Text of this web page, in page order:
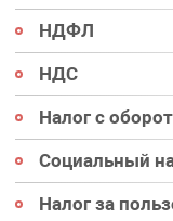
НДФЛ
НДС
Налог с
Социальный
Налог за